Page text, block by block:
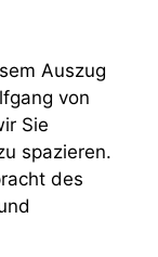
Auszug
von
Sie
spazieren.
des